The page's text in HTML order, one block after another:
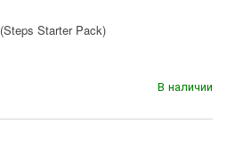
Starter Pack)
В наличии